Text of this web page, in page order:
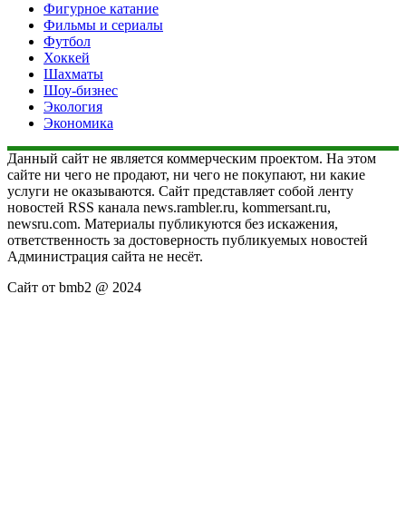
Фигурное катание
Фильмы и сериалы
Футбол
Хоккей
Шахматы
Шоу-бизнес
Экология
Экономика
Данный сайт не является коммерческим проектом. На этом
сайте ни чего не продают, ни чего не покупают, ни какие
услуги не оказываются. Сайт представляет собой ленту
новостей RSS канала news.rambler.ru, kommersant.ru,
newsru.com. Материалы публикуются без искажения,
ответственность за достоверность публикуемых новостей
Администрация сайта не несёт.
Сайт от bmb2 @ 2024